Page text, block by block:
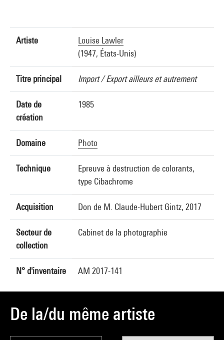
Artiste
Louise Lawler
(1947, États-Unis)
Titre principal Import / Export ailleurs et autrement
Date de
création
1985
Domaine Photo
Technique
Epreuve à destruction de colorants,
type Cibachrome
Acquisition Don de M. Claude-Hubert Gintz, 2017
Secteur de
collection
Cabinet de la photographie
N° d'inventaire AM 2017-141
De la/du même artiste